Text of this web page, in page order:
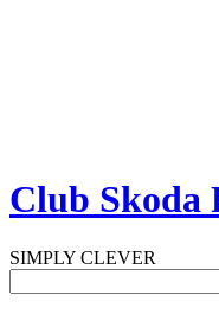
Club Skoda
SIMPLY CLEVER